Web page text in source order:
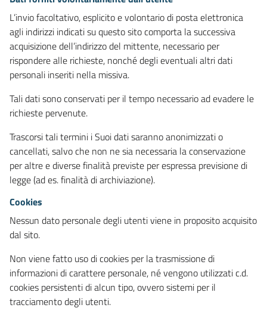
L’invio facoltativo, esplicito e volontario di posta elettronica
agli indirizzi indicati su questo sito comporta la successiva
acquisizione dell’indirizzo del mittente, necessario per
rispondere alle richieste, nonché degli eventuali altri dati
personali inseriti nella missiva.
Tali dati sono conservati per il tempo necessario ad evadere le
richieste pervenute.
Trascorsi tali termini i Suoi dati saranno anonimizzati o
cancellati, salvo che non ne sia necessaria la conservazione
per altre e diverse finalità previste per espressa previsione di
legge (ad es. finalità di archiviazione).
Cookies
Nessun dato personale degli utenti viene in proposito acquisito
dal sito.
Non viene fatto uso di cookies per la trasmissione di
informazioni di carattere personale, né vengono utilizzati c.d.
cookies persistenti di alcun tipo, ovvero sistemi per il
tracciamento degli utenti.